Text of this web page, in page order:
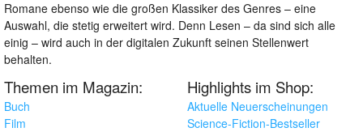
Romane ebenso wie die großen Klassiker des Genres – eine
Auswahl, die stetig erweitert wird. Denn Lesen – da sind sich alle
einig – wird auch in der digitalen Zukunft seinen Stellenwert
behalten.
Themen im Magazin:
Buch
Film
Highlights im Shop:
Aktuelle Neuerscheinungen
Science-Fiction-Bestseller